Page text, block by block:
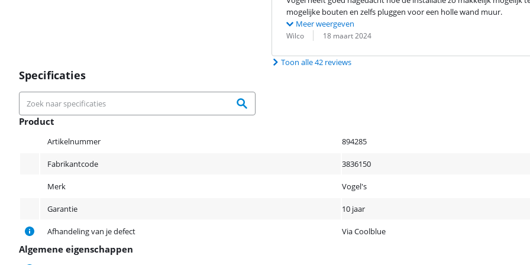
mogelijke bouten en zelfs pluggen voor een holle wand muur.
Meer weergeven
Beoordeling door:
Wilco
Datum: 18 maart 2024
Toon alle 42 reviews
Specificaties
Product
Artikelnummer 894285
Fabrikantcode 3836150
Merk Vogel's
Garantie 10 jaar
Afhandeling van je defect Via Coolblue
Algemene eigenschappen
Algemene eigenschappen